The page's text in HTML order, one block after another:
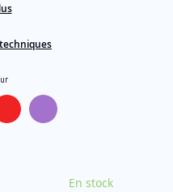
En stock